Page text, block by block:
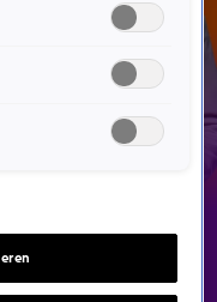
van der Gijp geven
Met
tafel en aan de bar.